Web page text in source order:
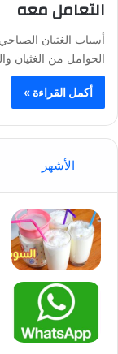
التعامل معه
أسباب الغثيان
الحوامل من الغثيان
أكمل القراءة »
الأشهر